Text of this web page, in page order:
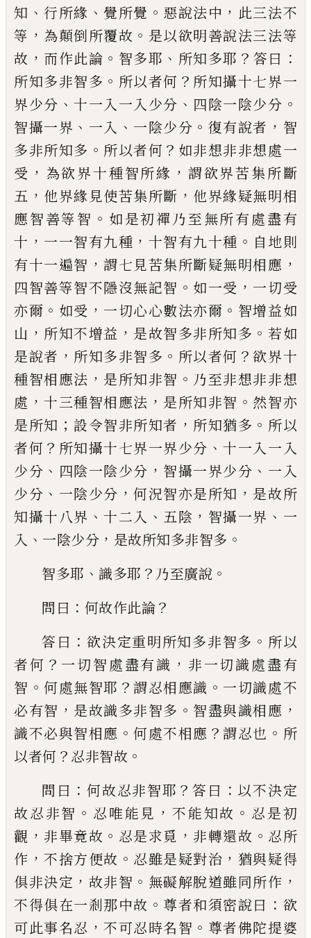
知 、行所緣 、 覺所覺 。 惡說法中 ， 此三法不
等 ， 為顛倒所覆故 。 是以欲明善說法三法等
故 ， 而作此論 。 智多耶 、 所知多耶 ？ 答曰 ：
所知多非智多 。 所以者何 ？ 所知攝十七界一
界少分 、十一入一入少分 、 四陰一陰少分 。
智攝一界 、 一入 、 一陰少分 。 復有說者 ， 智
多非所知多 。 所以者何 ？ 如非想非非想處一
受 ， 為欲界十種智所緣 ， 謂欲界苦集所斷
五 ， 他界緣見使苦集所斷 ， 他界緣疑無明相
應智善等智 。 如是初禪 乃至無所有處盡有
十 ， 一一智有九種 ， 十智有九十種 。 自地則
有十一遍智 ，謂七見苦集所斷疑無明相應 ，
四智善等智不隱沒無記智 。 如一受 ， 一切受
亦爾 。 如受 ， 一切心心數法亦爾 。 智增益如
山 ， 所知不增益 ， 是故智多非所知多 。 若如
是說者 ， 所知多非智多 。 所以者何 ？欲界十
種智相應法 ， 是所知非智 。 乃至非想非非想
處 ，十三種智相應法 ， 是所知非智 。 然智亦
是所知 ； 設令智非所知者 ， 所知猶多 。 所以
者何 ？ 所知攝十七界一界少分 、十一入一入
少分 、 四陰一陰少分 ， 智攝一界少分 、 一 入
少分 、 一陰少分 ，何況智亦是所知 ， 是故所
知攝十八界 、十二入 、 五陰 ， 智攝一界 、 一
入 、 一陰少分 ， 是故所知多非智多 。
智多耶 、 識多耶 ？ 乃至廣說 。
問曰 ： 何故作此論？
答曰 ：欲決定重明所知多非智多 。 所以
者何 ？ 一切智處盡有識 ， 非一切識處盡有
智 。何處無智耶 ？謂忍相應識 。 一切識處不
必有智 ， 是故識多非智多 。 智盡與識相應 ，
識不必與智相應 。何處不相應 ？謂忍也 。 所
以者何 ？ 忍非智故 。
問曰 ：何故忍非智耶 ？答曰 ： 以不決定
故忍非智 。 忍唯能見 ， 不能知故 。 忍是初
觀 ， 非畢竟故 。 忍是求覓 ， 非轉還故 。 忍所
作 ，不捨方便故 。 忍雖是疑對治 ， 猶與疑得
俱非決定 ， 故非智 。 無礙解脫道雖同所作 ，
不得俱在一剎那中故 。 尊者和須密說曰 ： 欲
可此事名忍 ，不可忍時名智 。 尊者佛陀提婆